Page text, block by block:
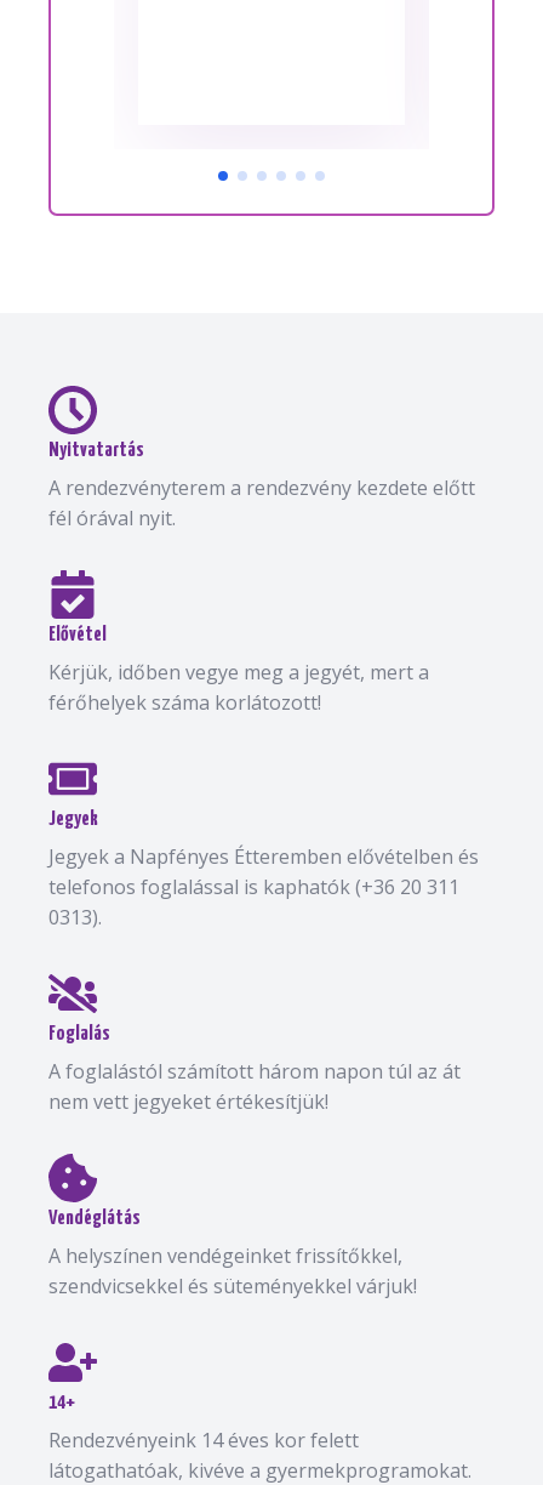
Nyitvatartás
A rendezvényterem a rendezvény kezdete előtt
fél órával nyit.
Elővétel
Kérjük, időben vegye meg a jegyét, mert a
férőhelyek száma korlátozott!
Jegyek
Jegyek a Napfényes Étteremben elővételben és
telefonos foglalással is kaphatók (+36 20 311
0313).
Foglalás
A foglalástól számított három napon túl az át
nem vett jegyeket értékesítjük!
Vendéglátás
A helyszínen vendégeinket frissítőkkel,
szendvicsekkel és süteményekkel várjuk!
14+
Rendezvényeink 14 éves kor felett
látogathatóak, kivéve a gyermekprogramokat.